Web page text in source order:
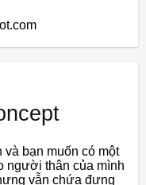
bạn muốn có một
người thân của mình
vẫn chứa đựng